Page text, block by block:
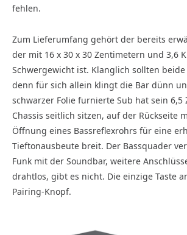
fehlen.
Zum Lieferumfang gehört der bereits
der mit 16 x 30 x 30 Zentimetern und 3,6
Schwergewicht ist. Klanglich sollten
denn für sich allein klingt die Bar dünn
schwarzer Folie furnierte Sub hat sein 6,5
Chassis seitlich sitzen, auf der Rückseite
Öffnung eines Bassreflexrohrs für eine
Tieftonausbeute breit. Der Bassquader
Funk mit der Soundbar, weitere
drahtlos, gibt es nicht. Die einzige Taste
Pairing-Knopf.